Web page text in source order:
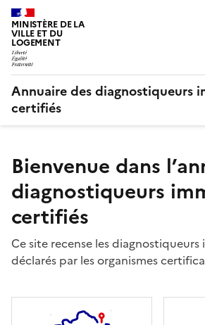
MINISTÈRE DE LA
VILLE ET DU
LOGEMENT
Annuaire des diagnostiqueurs
certifiés
Bienvenue dans
diagnostiqueurs
certifiés
Ce site recense les
déclarés par les organismes